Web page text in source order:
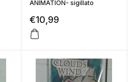
ANIMATION- sigillato
€10,99